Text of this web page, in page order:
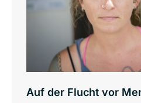
Auf der Flucht vor